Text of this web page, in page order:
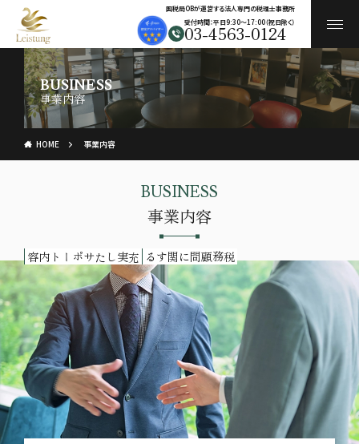
国税局OBが運営する法人専門の税理士事務所
受付時間：平日9:30〜17:00（祝日除く）
03-4563-0124
BUSINESS
事業内容
HOME 事業内容
BUSINESS
事業内容
税務顧問に関する
充実したサポート内容